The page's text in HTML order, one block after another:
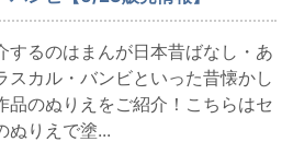
するのはまんが日本昔ばなし・あ
スカル・バンビといった昔懐かし
品のぬりえをご紹介！こちらはセ
ぬりえで塗...